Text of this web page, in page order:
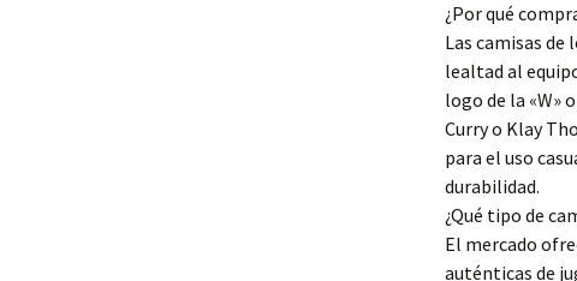
¿Por qué
Las camisas
lealtad al
logo de la «W»
Curry o Klay
para el uso
durabilidad.
¿Qué tipo de
El mercado
auténticas de